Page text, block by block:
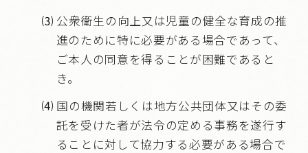
⑶ 公衆衛生の向上又は児童の健全な育成の推
進のために特に必要がある場合であって、
ご本人の同意を得ることが困難であると
き。
⑷ 国の機関若しくは地方公共団体又はその委
託を受けた者が法令の定める事務を遂行す
ることに対して協力する必要がある場合で